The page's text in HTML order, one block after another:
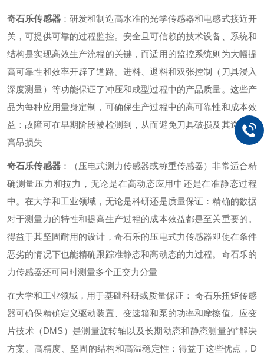
奇石乐传感器：研发和制造高水准的光学传感器和电感式接近开
关，可提供可靠的过程监控。安全且可信赖的技术设备、系统和
结构是实现高效生产流程的关键，而适用的监控系统则为大幅提
高可靠性和效率开辟了道路。进料、退料和双张控制（刀具浸入
深度测量）等功能保证了冲压和成型过程中的产品质量。这些产
品为每种应用量身定制，可确保生产过程中的高可靠性和成本效
益：故障可在早期阶段被检测到，从而避免刀具破损及其造成的
高昂损失
奇石乐传感器：（压电式测力传感器或称重传感器）非常适合精
确测量压力和拉力，无论是在高动态应用中还是在准静态过程
中。在大学和工业领域，无论是科研还是质量保证：精确的数据
对于测量力的特性和提高生产过程的成本效益都是至关重要的。
得益于其坚固耐用的设计，奇石乐的压电式力传感器即使在条件
恶劣的情况下也能精确跟踪准静态和高动态的力过程。奇石乐的
力传感器还可同时测量多个正交力分量
在大学和工业领域，用于基础科研或质量保证： 奇石乐扭矩传感
器可确保精确定义驱动装置、变速箱和泵的功率和摩擦值。应变
片技术（DMS）是测量旋转轴以及长期动态和静态测量的*解决
方案。高精度、坚固的结构和高温稳定性：得益于这些优点，D